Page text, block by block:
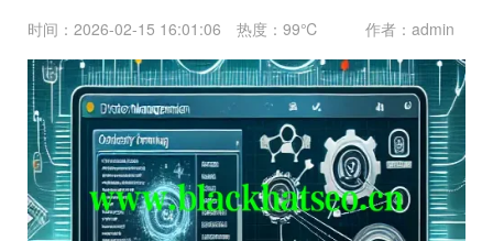
时间：2026-02-15 16:01:06 作者：admin
热度：99℃